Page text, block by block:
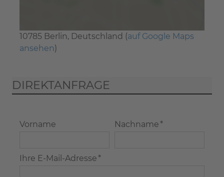
10785 Berlin, Deutschland (auf Google Maps
ansehen)
DIREKTANFRAGE
Vorname Nachname *
Ihre E-Mail-Adresse *